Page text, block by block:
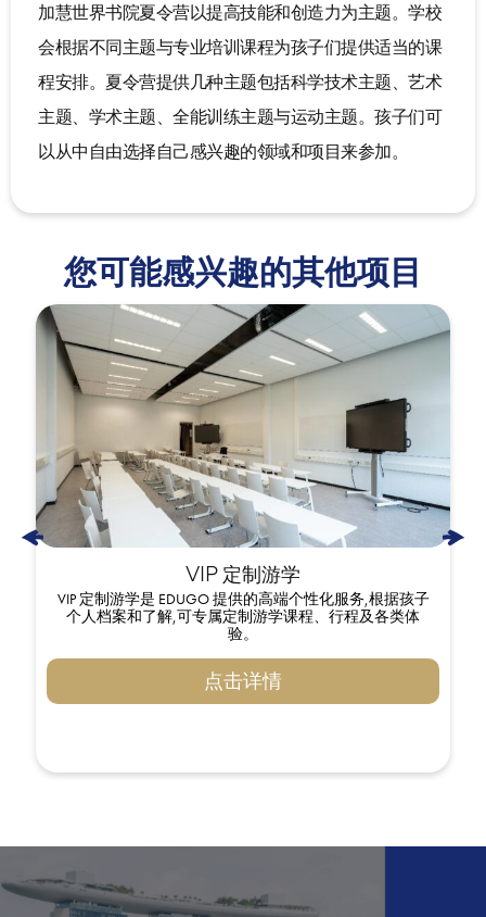
加慧世界书院夏令营以提高技能和创造力为主题。学校
会根据不同主题与专业培训课程为孩子们提供适当的课
程安排。夏令营提供几种主题包括科学技术主题、艺术
主题、学术主题、全能训练主题与运动主题。孩子们可
以从中自由选择自己感兴趣的领域和项目来参加。
您可能感兴趣的其他项目
VIP 定制游学
VIP 定制游学是 EDUGO 提供的高端个性化服务,根据孩子
个人档案和了解,可专属定制游学课程、行程及各类体
验。
点击详情